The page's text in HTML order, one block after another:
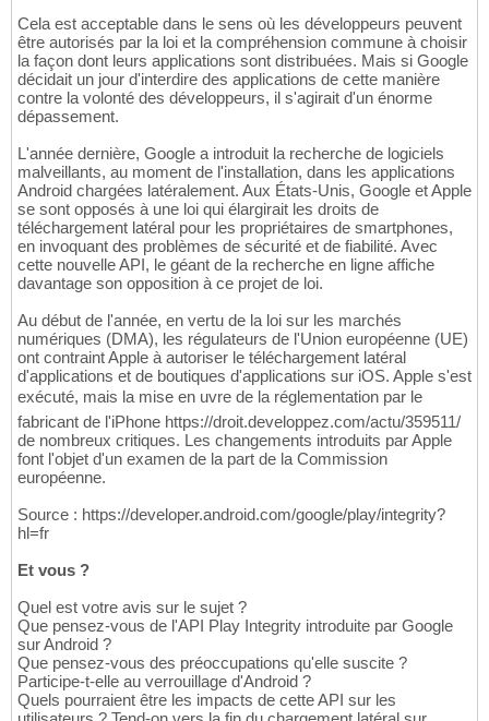
Cela est acceptable dans le sens où les développeurs peuvent
être autorisés par la loi et la compréhension commune à choisir
la façon dont leurs applications sont distribuées. Mais si Google
décidait un jour d'interdire des applications de cette manière
contre la volonté des développeurs, il s'agirait d'un énorme
dépassement.
L'année dernière, Google a introduit la recherche de logiciels
malveillants, au moment de l'installation, dans les applications
Android chargées latéralement. Aux États-Unis, Google et Apple
se sont opposés à une loi qui élargirait les droits de
téléchargement latéral pour les propriétaires de smartphones,
en invoquant des problèmes de sécurité et de fiabilité. Avec
cette nouvelle API, le géant de la recherche en ligne affiche
davantage son opposition à ce projet de loi.
Au début de l'année, en vertu de la loi sur les marchés
numériques (DMA), les régulateurs de l'Union européenne (UE)
ont contraint Apple à autoriser le téléchargement latéral
d'applications et de boutiques d'applications sur iOS. Apple s'est
exécuté, mais la mise en uvre de la réglementation par le
fabricant de l'iPhone https://droit.developpez.com/actu/359511/
de nombreux critiques. Les changements introduits par Apple
font l'objet d'un examen de la part de la Commission
européenne.
Source : https://developer.android.com/google/play/integrity?
hl=fr
Et vous ?
Quel est votre avis sur le sujet ?
Que pensez-vous de l'API Play Integrity introduite par Google
sur Android ?
Que pensez-vous des préoccupations qu'elle suscite ?
Participe-t-elle au verrouillage d'Android ?
Quels pourraient être les impacts de cette API sur les